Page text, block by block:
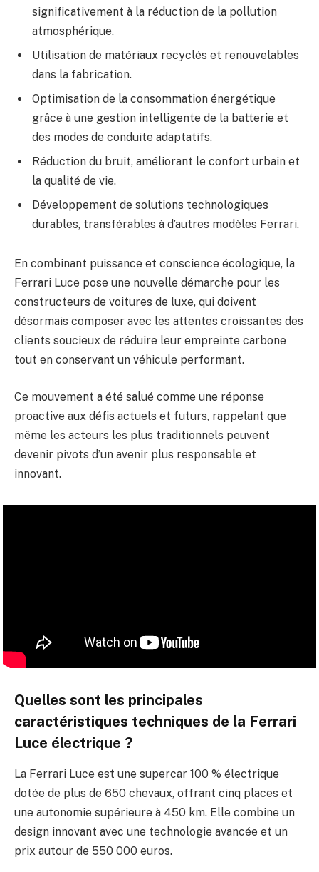
significativement à la réduction de la pollution
atmosphérique.
Utilisation de matériaux recyclés et renouvelables
dans la fabrication.
Optimisation de la consommation énergétique
grâce à une gestion intelligente de la batterie et
des modes de conduite adaptatifs.
Réduction du bruit, améliorant le confort urbain et
la qualité de vie.
Développement de solutions technologiques
durables, transférables à d’autres modèles Ferrari.
En combinant puissance et conscience écologique, la
Ferrari Luce pose une nouvelle démarche pour les
constructeurs de voitures de luxe, qui doivent
désormais composer avec les attentes croissantes des
clients soucieux de réduire leur empreinte carbone
tout en conservant un véhicule performant.
Ce mouvement a été salué comme une réponse
proactive aux défis actuels et futurs, rappelant que
même les acteurs les plus traditionnels peuvent
devenir pivots d’un avenir plus responsable et
innovant.
Quelles sont les principales
caractéristiques techniques de la Ferrari
Luce électrique ?
La Ferrari Luce est une supercar 100 % électrique
dotée de plus de 650 chevaux, offrant cinq places et
une autonomie supérieure à 450 km. Elle combine un
design innovant avec une technologie avancée et un
prix autour de 550 000 euros.